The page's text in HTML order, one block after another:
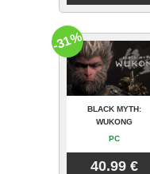
BLACK MYTH:
WUKONG
PC
40.99 €
-31%